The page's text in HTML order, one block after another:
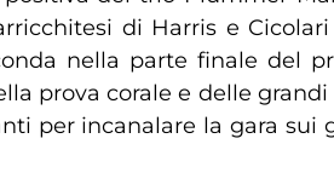
di Harris e
nella parte finale del
prova corale e delle grandi
per incanalare la gara sui